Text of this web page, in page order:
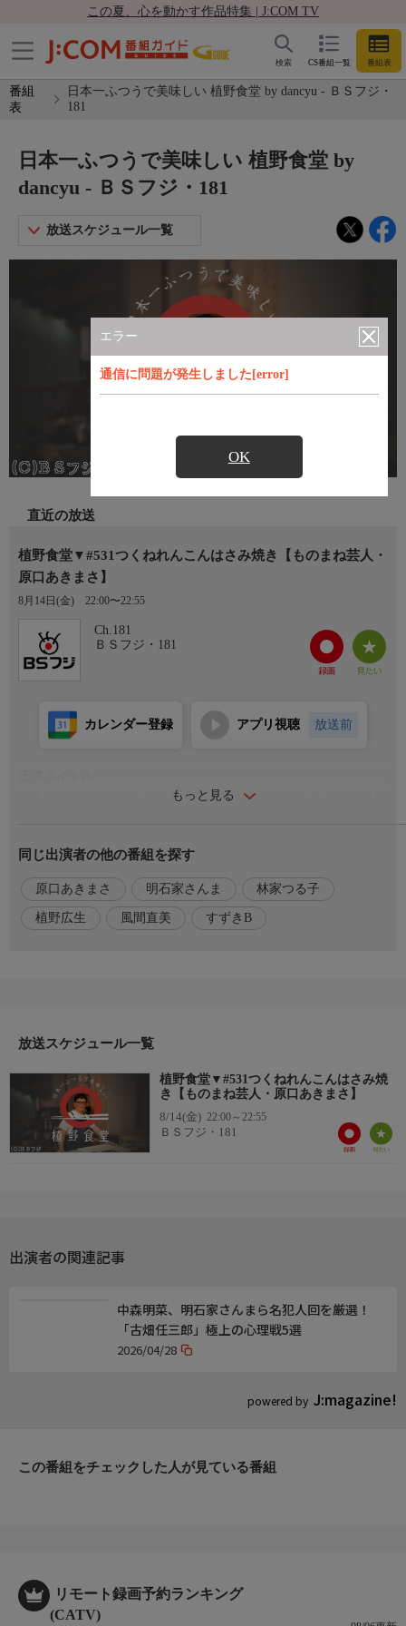
この夏、心を動かす作品特集 | J:COM TV
CS番組一覧 番組表
検索
番組
表
日本一ふつうで美味しい 植野食堂 by dancyu - ＢＳフジ・
181
エラー
通信に問題が発生しました[error]
OK
日本一ふつうで美味しい 植野食堂 by
dancyu - ＢＳフジ・181
放送スケジュール一覧
直近の放送
植野食堂▼#531つくねれんこんはさみ焼き【ものまね芸人・
原口あきまさ】
8月14日(金) 22:00〜22:55
Ch.181
ＢＳフジ・181
もっと見る
カレンダー登録 アプリ視聴 放送前
日本一ふつうで美味しい植野食堂▼#531つくねれんこんはさみ焼
番組内容
本日の植野食堂は、ものまね芸人・原口あきまささん。
中学生の頃からとんねるずのものまねを始め、明石家さんまさん
の再現で一躍ブレイク。
丹波赤どりを使った焼鳥や、お酒が進む一品料理を味わいなが
ら、柳葉敏郎さんとの衝撃エピソードや、料理上手な奥さまと4
人の息子に囲まれた家庭での素顔も披露。
さらに新メニューに向けて「つくねれんこんはさみ焼き」を店主
から学びます。
出演者
同じ出演者の他の番組を探す
原口あきまさ 明石家さんま 林家つる子
植野広生 風間直美 すずきB
放送スケジュール一覧
植野食堂▼#531つくねれんこんはさみ焼
き【ものまね芸人・原口あきまさ】
8/14(金) 22:00～22:55
ＢＳフジ・181
出演者の関連記事
powered by J:magazine!
中森明菜、明石家さんまら名犯人回を厳選！
「古畑任三郎」極上の心理戦5選
2026/04/28
この番組をチェックした人が見ている番組
リモート録画予約ランキング
(CATV)